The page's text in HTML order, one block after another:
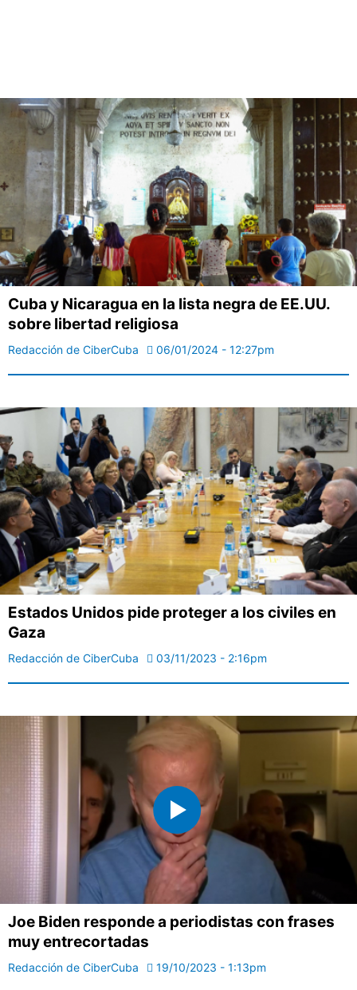
Cuba y Nicaragua en la lista negra de EE.UU.
sobre libertad religiosa
Redacción de CiberCuba 06/01/2024 - 12:27pm
Estados Unidos pide proteger a los civiles en
Gaza
Redacción de CiberCuba 03/11/2023 - 2:16pm
Joe Biden responde a periodistas con frases
muy entrecortadas
Redacción de CiberCuba 19/10/2023 - 1:13pm